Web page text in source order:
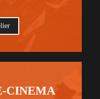
CINEMA